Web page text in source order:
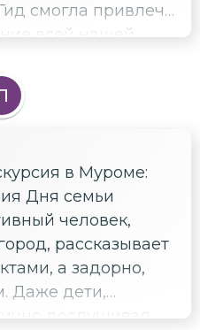
смогла привлечь
всей нашей
в Муроме:
Дня семьи
человек,
рассказывает
а задорно,
Даже дети,
дослушивая